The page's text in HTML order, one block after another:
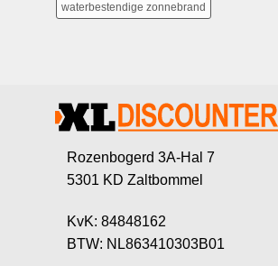
waterbestendige zonnebrand
Rozenbogerd 3A-Hal 7
5301 KD Zaltbommel
KvK: 84848162
BTW: NL863410303B01